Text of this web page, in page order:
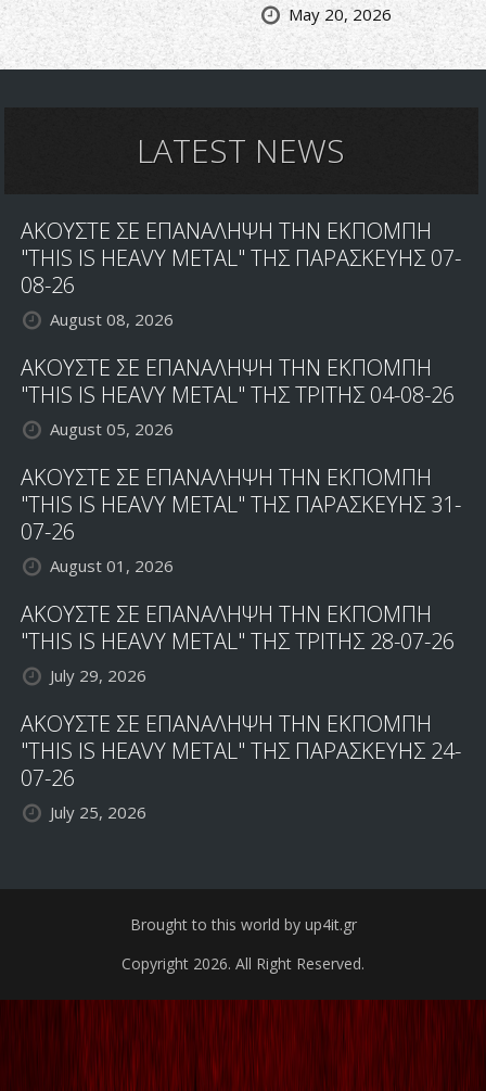
May 20, 2026
LATEST NEWS
ΑΚΟΥΣΤΕ ΣΕ ΕΠΑΝΑΛΗΨΗ ΤΗΝ ΕΚΠΟΜΠΗ
"THIS IS HEAVY METAL" ΤΗΣ ΠΑΡΑΣΚΕΥΗΣ 07-
08-26
August 08, 2026
ΑΚΟΥΣΤΕ ΣΕ ΕΠΑΝΑΛΗΨΗ ΤΗΝ ΕΚΠΟΜΠΗ
"THIS IS HEAVY METAL" ΤΗΣ ΤΡΙΤΗΣ 04-08-26
August 05, 2026
ΑΚΟΥΣΤΕ ΣΕ ΕΠΑΝΑΛΗΨΗ ΤΗΝ ΕΚΠΟΜΠΗ
"THIS IS HEAVY METAL" ΤΗΣ ΠΑΡΑΣΚΕΥΗΣ 31-
07-26
August 01, 2026
ΑΚΟΥΣΤΕ ΣΕ ΕΠΑΝΑΛΗΨΗ ΤΗΝ ΕΚΠΟΜΠΗ
"THIS IS HEAVY METAL" ΤΗΣ ΤΡΙΤΗΣ 28-07-26
July 29, 2026
ΑΚΟΥΣΤΕ ΣΕ ΕΠΑΝΑΛΗΨΗ ΤΗΝ ΕΚΠΟΜΠΗ
"THIS IS HEAVY METAL" ΤΗΣ ΠΑΡΑΣΚΕΥΗΣ 24-
07-26
July 25, 2026
Brought to this world by up4it.gr
Copyright 2026. All Right Reserved.